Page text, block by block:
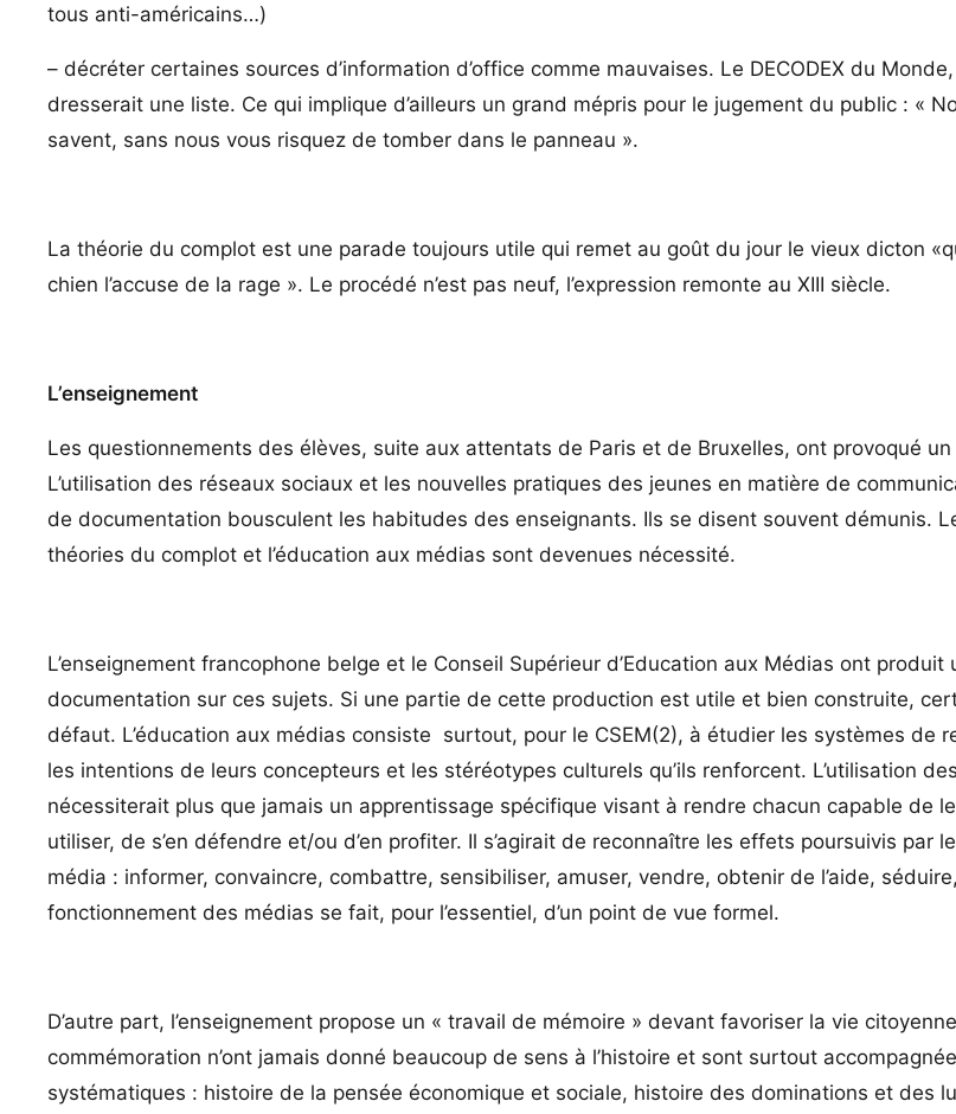
tous anti-américains…)
– décréter certaines sources d’information d’office comme mauvaises. Le DECODEX du
dresserait une liste. Ce qui implique d’ailleurs un grand mépris pour le jugement du public : «
savent, sans nous vous risquez de tomber dans le panneau ».
La théorie du complot est une parade toujours utile qui remet au goût du jour le vieux dicton
chien l’accuse de la rage ». Le procédé n’est pas neuf, l’expression remonte au XIII siècle.
L’enseignement
Les questionnements des élèves, suite aux attentats de Paris et de Bruxelles, ont provoqué
L’utilisation des réseaux sociaux et les nouvelles pratiques des jeunes en matière de
de documentation bousculent les habitudes des enseignants. Ils se disent souvent démunis.
théories du complot et l’éducation aux médias sont devenues nécessité.
L’enseignement francophone belge et le Conseil Supérieur d’Education aux Médias ont produit
documentation sur ces sujets. Si une partie de cette production est utile et bien construite,
défaut. L’éducation aux médias consiste surtout, pour le CSEM(2), à étudier les systèmes de
les intentions de leurs concepteurs et les stéréotypes culturels qu’ils renforcent. L’utilisation
nécessiterait plus que jamais un apprentissage spécifique visant à rendre chacun capable de
utiliser, de s’en défendre et/ou d’en profiter. Il s’agirait de reconnaître les effets poursuivis par
média : informer, convaincre, combattre, sensibiliser, amuser, vendre, obtenir de l’aide,
fonctionnement des médias se fait, pour l’essentiel, d’un point de vue formel.
D’autre part, l’enseignement propose un « travail de mémoire » devant favoriser la vie
commémoration n’ont jamais donné beaucoup de sens à l’histoire et sont surtout
systématiques : histoire de la pensée économique et sociale, histoire des dominations et des